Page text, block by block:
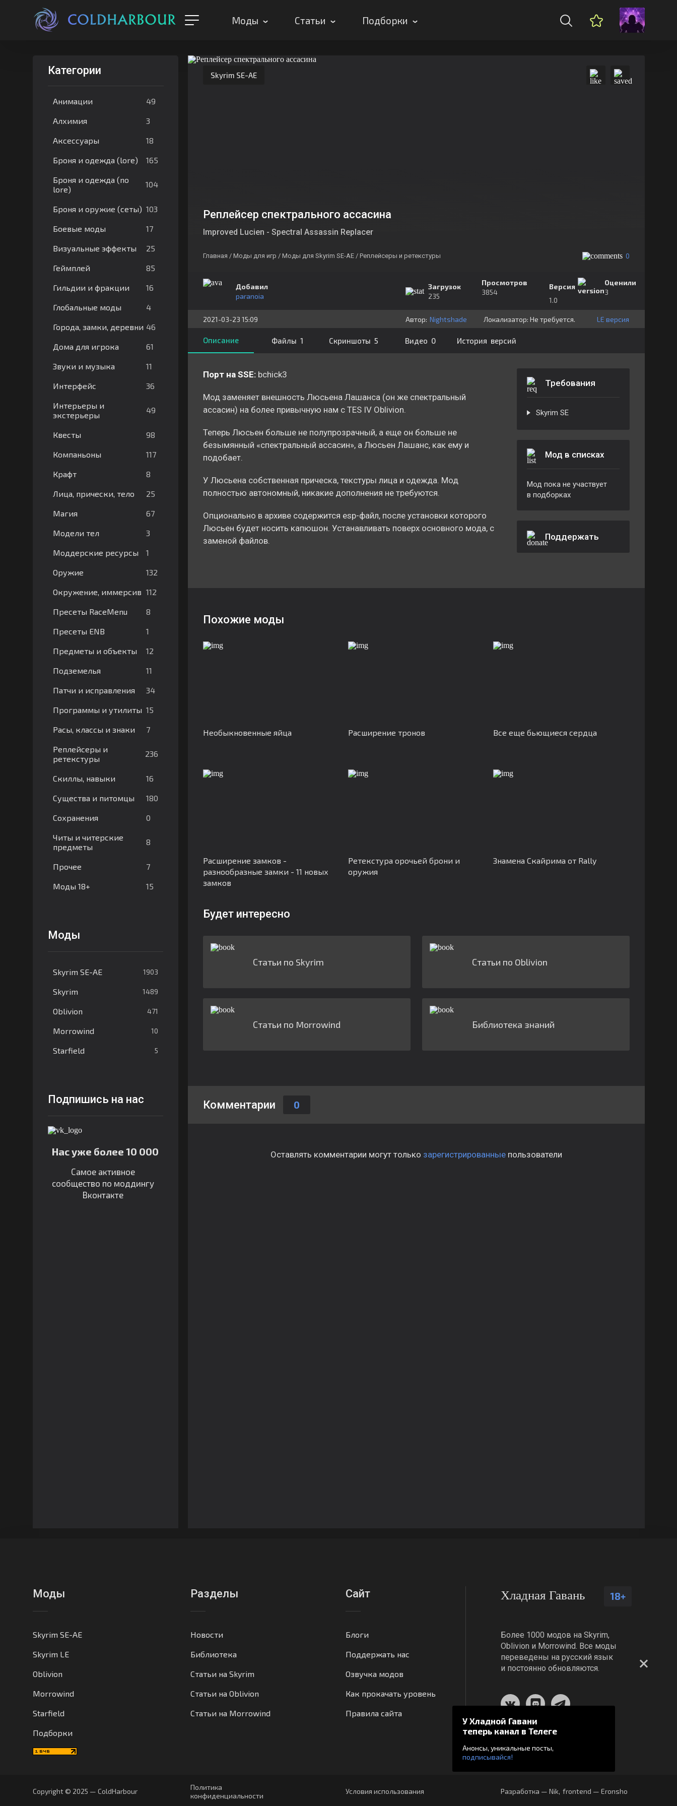
Моды Статьи Подборки
Категории
Анимации 49
Алхимия 3
Аксессуары 18
Броня и одежда (lore) 165
Броня и одежда (no
lore)
104
Броня и оружие (сеты) 103
Боевые моды 17
Визуальные эффекты 25
Геймплей 85
Гильдии и фракции 16
Глобальные моды 4
Города, замки, деревни 46
Дома для игрока 61
Звуки и музыка 11
Интерфейс 36
Интерьеры и
экстерьеры
49
Квесты 98
Компаньоны 117
Крафт 8
Лица, прически, тело 25
Магия 67
Модели тел 3
Моддерские ресурсы 1
Оружие 132
Окружение, иммерсив 112
Пресеты RaceMenu 8
Пресеты ENB 1
Предметы и объекты 12
Подземелья 11
Патчи и исправления 34
Программы и утилиты 15
Расы, классы и знаки 7
Реплейсеры и
ретекстуры
236
Скиллы, навыки 16
Существа и питомцы 180
Сохранения 0
Читы и читерские
предметы
8
Прочее 7
Моды 18+ 15
Моды
Skyrim SE-AE 1903
Skyrim 1489
Oblivion 471
Morrowind 10
Starfield 5
Подпишись на нас
Нас уже более 10 000
Самое активное
сообщество по моддингу
Вконтакте
Skyrim SE-AE
Реплейсер спектрального ассасина
Improved Lucien - Spectral Assassin Replacer
Главная / Моды для игр / Моды для Skyrim SE-AE / Реплейсеры и ретекстуры 0
Добавил
paranoia
Загрузок
235
Просмотров
3854
Версия
1.0
Оценили
3
2021-03-23 15:09 Автор: Nightshade Локализатор: ⁣⁣⁣Не требуется. LE версия
Описание Файлы 1 Скриншоты 5 Видео 0 История версий
Порт на SSE:bchick3
Мод заменяет внешность Люсьена Лашанса (он же спектральный
ассасин) на более привычную нам с TES IV Oblivion.
Теперь Люсьен больше не полупрозрачный, а еще он больше не
безымянный «спектральный ассасин», а Люсьен Лашанс, как ему и
подобает.
У Люсьена собственная прическа, текстуры лица и одежда. Мод
полностью автономный, никакие дополнения не требуются.
Опционально в архиве содержится esp-файл, после установки которого
Люсьен будет носить капюшон. Устанавливать поверх основного мода, с
заменой файлов.
Требования
Skyrim SE
Мод в списках
Мод пока не участвует
в подборках
Поддержать
Похожие моды
Необыкновенные яйца Расширение тронов Все еще бьющиеся сердца
Расширение замков -
разнообразные замки - 11 новых
замков
Ретекстура орочьей брони и
оружия
Знамена Скайрима от Rally
Будет интересно
Статьи по Skyrim Статьи по Oblivion
Статьи по Morrowind Библиотека знаний
Комментарии 0
Оставлять комментарии могут только зарегистрированныепользователи
У Хладной Гавани
теперь канал в Телеге
Анонсы, уникальные посты,
подписывайся!
Моды
Skyrim SE-AE
Skyrim LE
Oblivion
Morrowind
Starfield
Подборки
Разделы
Новости
Библиотека
Статьи на Skyrim
Статьи на Oblivion
Статьи на Morrowind
Сайт
Блоги
Поддержать нас
Озвучка модов
Как прокачать уровень
Правила сайта
Хладная Гавань 18+
Более 1000 модов на Skyrim,
Oblivion и Morrowind. Все моды
переведены на русский язык
и постоянно обновляются.
Copyright © 2025 — ColdHarbour
Политика
конфиденциальности
Условия использования Разработка — Nik, frontend — Eronsho